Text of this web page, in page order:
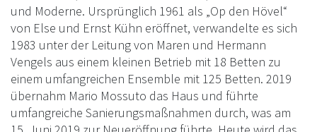
und Moderne. Ursprünglich 1961 als „Op den Hövel“
von Else und Ernst Kühn eröffnet, verwandelte es sich
1983 unter der Leitung von Maren und Hermann
Vengels aus einem kleinen Betrieb mit 18 Betten zu
einem umfangreichen Ensemble mit 125 Betten. 2019
übernahm Mario Mossuto das Haus und führte
umfangreiche Sanierungsmaßnahmen durch, was am